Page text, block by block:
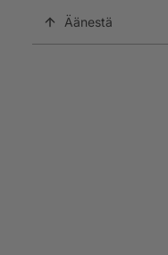
Äänestä